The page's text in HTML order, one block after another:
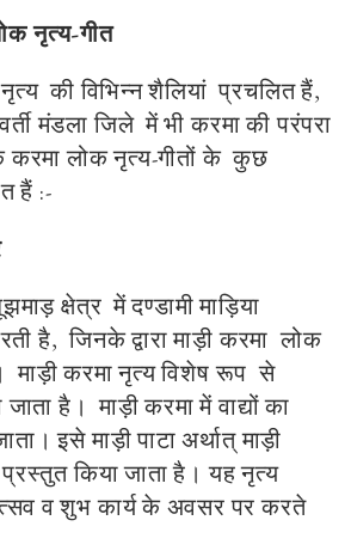
नृत्य-गीत
की विभिन्न शैलियां प्रचलित हैं,
मंडला जिले में भी करमा की परंपरा
करमा लोक नृत्य-गीतों के कुछ
हैं :-
क्षेत्र में दण्डामी माड़िया
है, जिनके द्वारा माड़ी करमा लोक
माड़ी करमा नृत्य विशेष रूप से
जाता है। माड़ी करमा में वाद्यों का
इसे माड़ी पाटा अर्थात् माड़ी
किया जाता है। यह नृत्य
व शुभ कार्य के अवसर पर करते